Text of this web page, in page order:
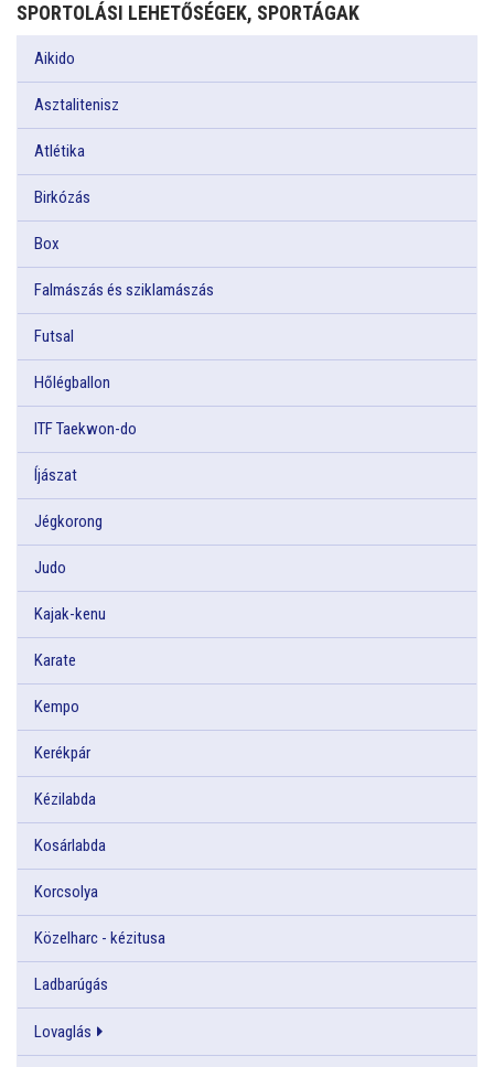
SPORTOLÁSI LEHETŐSÉGEK, SPORTÁGAK
Aikido
Asztalitenisz
Atlétika
Birkózás
Box
Falmászás és sziklamászás
Futsal
Hőlégballon
ITF Taekwon-do
Íjászat
Jégkorong
Judo
Kajak-kenu
Karate
Kempo
Kerékpár
Kézilabda
Kosárlabda
Korcsolya
Közelharc - kézitusa
Ladbarúgás
Lovaglás